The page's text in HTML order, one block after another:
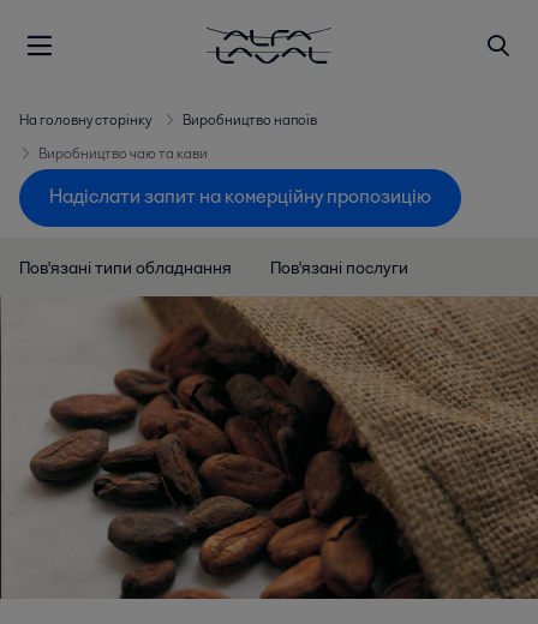
На головну сторінку
Виробництво напоїв
Виробництво чаю та кави
Надіслати запит на комерційну пропозицію
Пов'язані типи обладнання Пов'язані послуги